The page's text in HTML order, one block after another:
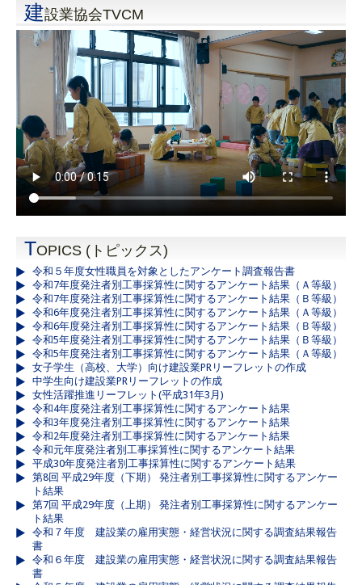
建設業協会TVCM
TOPICS (トピックス)
令和５年度女性職員を対象としたアンケート調査報告書
令和7年度発注者別工事採算性に関するアンケート結果（Ａ等級）
令和7年度発注者別工事採算性に関するアンケート結果（Ｂ等級）
令和6年度発注者別工事採算性に関するアンケート結果（Ａ等級）
令和6年度発注者別工事採算性に関するアンケート結果（Ｂ等級）
令和5年度発注者別工事採算性に関するアンケート結果（Ｂ等級）
令和5年度発注者別工事採算性に関するアンケート結果（Ａ等級）
女子学生（高校、大学）向け建設業PRリーフレットの作成
中学生向け建設業PRリーフレットの作成
女性活躍推進リーフレット(平成31年3月)
令和4年度発注者別工事採算性に関するアンケート結果
令和3年度発注者別工事採算性に関するアンケート結果
令和2年度発注者別工事採算性に関するアンケート結果
令和元年度発注者別工事採算性に関するアンケート結果
平成30年度発注者別工事採算性に関するアンケート結果
第8回 平成29年度（下期） 発注者別工事採算性に関するアンケー
ト結果
第7回 平成29年度（上期） 発注者別工事採算性に関するアンケー
ト結果
令和７年度 建設業の雇用実態・経営状況に関する調査結果報告
書
令和６年度 建設業の雇用実態・経営状況に関する調査結果報告
書